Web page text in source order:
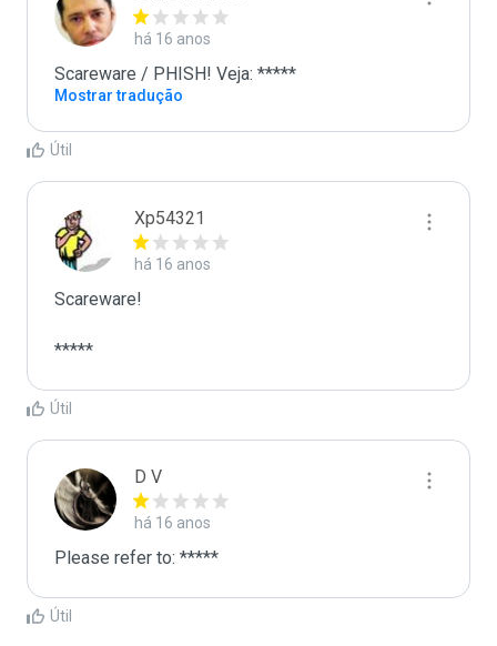
há 16 anos
Scareware / PHISH! Veja: *****
Mostrar tradução
Útil
Xp54321
há 16 anos
Scareware!
*****
Útil
D V
há 16 anos
Please refer to: *****
Útil